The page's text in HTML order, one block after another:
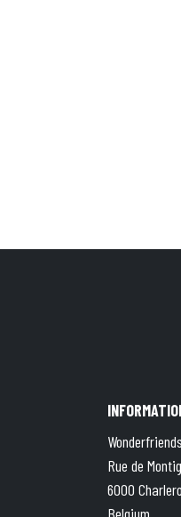
Wonderfriends
Rue de
6000